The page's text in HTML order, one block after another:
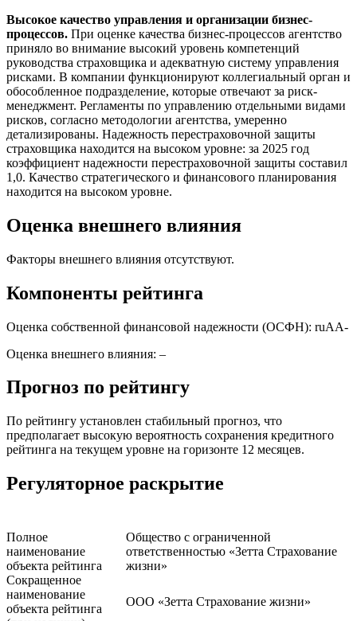
Высокое качество управления и организации бизнес-
процессов. При оценке качества бизнес-процессов агентство
приняло во внимание высокий уровень компетенций
руководства страховщика и адекватную систему управления
рисками. В компании функционируют коллегиальный орган и
обособленное подразделение, которые отвечают за риск-
менеджмент. Регламенты по управлению отдельными видами
рисков, согласно методологии агентства, умеренно
детализированы. Надежность перестраховочной защиты
страховщика находится на высоком уровне: за 2025 год
коэффициент надежности перестраховочной защиты составил
1,0. Качество стратегического и финансового планирования
находится на высоком уровне.
Оценка внешнего влияния
Факторы внешнего влияния отсутствуют.
Компоненты рейтинга
Оценка собственной финансовой надежности (ОСФН): ruAА-
Оценка внешнего влияния: –
Прогноз по рейтингу
По рейтингу установлен стабильный прогноз, что
предполагает высокую вероятность сохранения кредитного
рейтинга на текущем уровне на горизонте 12 месяцев.
Регуляторное раскрытие
Полное
наименование
объекта рейтинга
Общество с ограниченной
ответственностью «Зетта Страхование
жизни»
Сокращенное
наименование
объекта рейтинга
ООО «Зетта Страхование жизни»